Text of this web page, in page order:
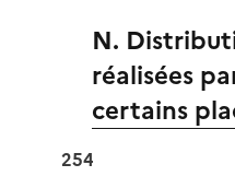
N.
réalisées
certains
254